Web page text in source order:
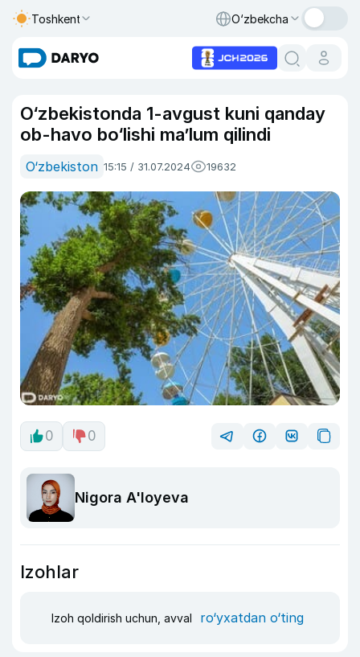
Toshkent O‘zbekcha
O‘zbekistonda 1-avgust kuni qanday
ob-havo bo‘lishi ma’lum qilindi
O‘zbekiston 15:15 / 31.07.2024 19632
0 0
Nigora A'loyeva
Izohlar
Izoh qoldirish uchun, avval ro‘yxatdan o‘ting